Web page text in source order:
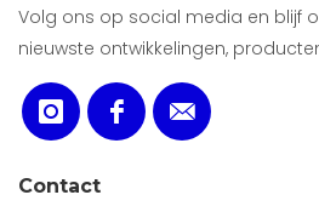
Volg ons op social media en blijf
nieuwste ontwikkelingen,
Contact